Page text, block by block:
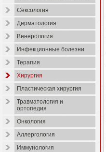
Сексология
Дерматология
Венерология
Инфекционные болезни
Терапия
Хирургия
Пластическая хирургия
Травматология и
ортопедия
Онкология
Аллергология
Иммунология